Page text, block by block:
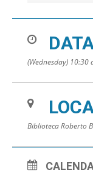
Semaine de la mer.
(Wednesday) 10:30
Biblioteca Roberto